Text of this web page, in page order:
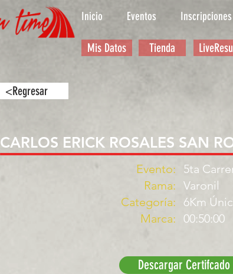
Inicio Eventos Inscripciones
Mis Datos Tienda
<Regresar
CARLOS ERICK ROSALES SAN
Evento:
Rama:
Categoría:
Marca:
5ta
Varonil
6Km
00:50:00
Descargar Certifcado